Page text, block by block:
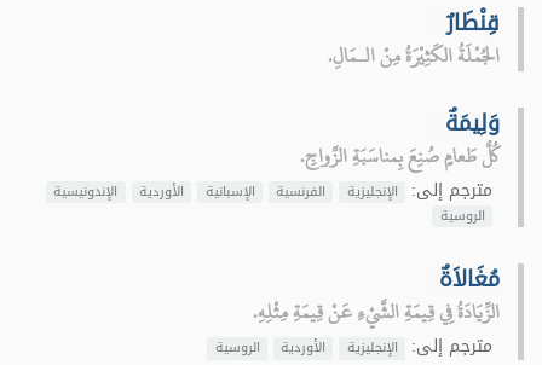
قِنْطَارٌ
الجُمْلَةُ الكَثِيْرَةُ مِنْ الـمَالِ.
وَلِيمَةٌ
كُلُّ طَعامٍ صُنِعَ بِمناسَبَةِ الزَّواجِ.
مترجم إلى: الإنجليزية الفرنسية الإسبانية الأوردية
الإندونيسية
الروسية
مُغَالاَةٌ
الزِّيَادَةُ فِي قِيمَةِ الشَّيْءِ عَنْ قِيمَةِ مِثْلِهِ.
مترجم إلى: الإنجليزية الأوردية الروسية